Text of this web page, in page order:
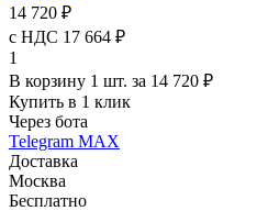
14 720 ₽
с НДС 17 664 ₽
1
В корзину 1 шт. за 14 720 ₽
Купить в 1 клик
Через бота
Telegram MAX
Доставка
Москва
Бесплатно